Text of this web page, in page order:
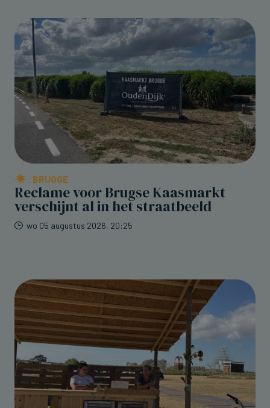
BRUGGE
Reclame voor Brugse Kaasmarkt
verschijnt al in het straatbeeld
wo 05 augustus 2026, 20:25